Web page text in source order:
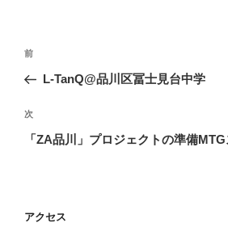
投
ナ
ビ
ゲ
前
の
稿
前
L-TanQ@品川区冨士見台中学
次
の
次
「ZA品川」プロジェクトの準備MTG
アクセス